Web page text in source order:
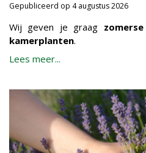
Gepubliceerd op 4 augustus 2026
Wij geven je graag
kamerplanten.
Lees meer...